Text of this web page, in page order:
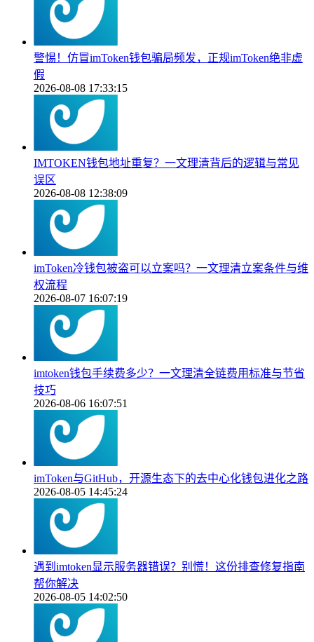
警惕！仿冒imToken钱包骗局频发，正规imToken绝非虚
假
2026-08-08 17:33:15
IMTOKEN钱包地址重复？一文理清背后的逻辑与常见
误区
2026-08-08 12:38:09
imToken冷钱包被盗可以立案吗？一文理清立案条件与维
权流程
2026-08-07 16:07:19
imtoken钱包手续费多少？一文理清全链费用标准与节省
技巧
2026-08-06 16:07:51
imToken与GitHub，开源生态下的去中心化钱包进化之路
2026-08-05 14:45:24
遇到imtoken显示服务器错误？别慌！这份排查修复指南
帮你解决
2026-08-05 14:02:50